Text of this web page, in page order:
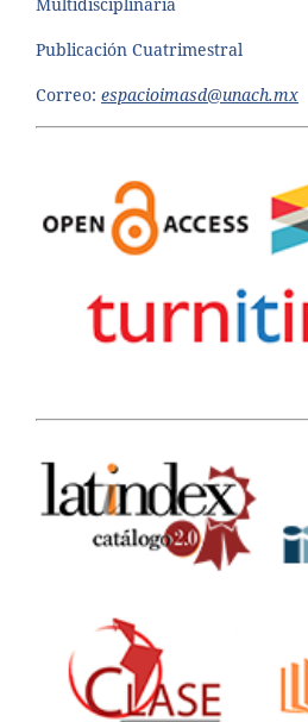
Publicación Cuatrimestral
Correo: espacioimasd@unach.mx